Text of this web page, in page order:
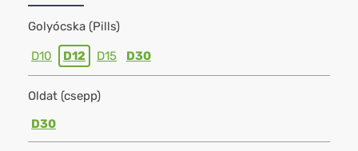
Golyócska (Pills)
D10 D12 D15 D30
Oldat (csepp)
D30